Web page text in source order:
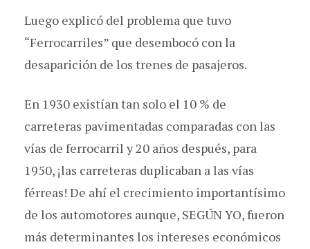
Luego explicó del problema que tuvo
“Ferrocarriles” que desembocó con la
desaparición de los trenes de pasajeros.
En 1930 existían tan solo el 10 % de
carreteras pavimentadas comparadas con las
vías de ferrocarril y 20 años después, para
1950, ¡las carreteras duplicaban a las vías
férreas! De ahí el crecimiento importantísimo
de los automotores aunque, SEGÚN YO, fueron
más determinantes los intereses económicos